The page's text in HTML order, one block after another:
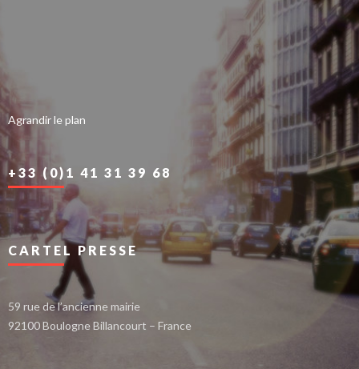
Agrandir le plan
+33 (0)1 41 31 39 68
CARTEL PRESSE
59 rue de l’ancienne mairie
92100 Boulogne Billancourt – France